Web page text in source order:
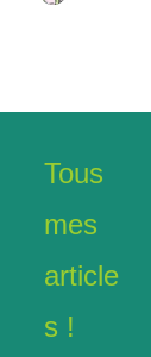
Tous
mes
article
s !